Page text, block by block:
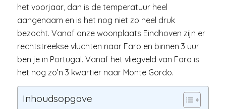
het voorjaar, dan is de temperatuur heel
aangenaam en is het nog niet zo heel druk
bezocht. Vanaf onze woonplaats Eindhoven zijn er
rechtstreekse vluchten naar Faro en binnen 3 uur
ben je in Portugal. Vanaf het vliegveld van Faro is
het nog zo’n 3 kwartier naar Monte Gordo.
Inhoudsopgave